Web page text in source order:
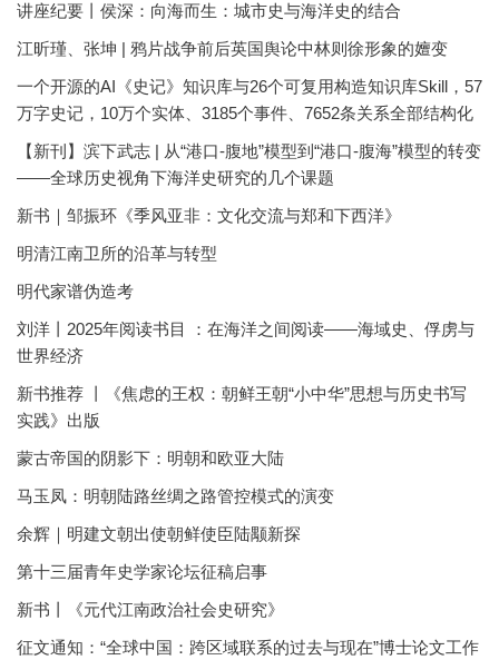
讲座纪要丨侯深：向海而生：城市史与海洋史的结合
江昕瑾、张坤 | 鸦片战争前后英国舆论中林则徐形象的嬗变
一个开源的AI《史记》知识库与26个可复用构造知识库Skill，57
万字史记，10万个实体、3185个事件、7652条关系全部结构化
【新刊】滨下武志 | 从“港口-腹地”模型到“港口-腹海”模型的转变
——全球历史视角下海洋史研究的几个课题
新书｜邹振环《季风亚非：文化交流与郑和下西洋》
明清江南卫所的沿革与转型
明代家谱伪造考
刘洋丨2025年阅读书目 ：在海洋之间阅读——海域史、俘虏与
世界经济
新书推荐 丨《焦虑的王权：朝鲜王朝“小中华”思想与历史书写
实践》出版
蒙古帝国的阴影下：明朝和欧亚大陆
马玉凤：明朝陆路丝绸之路管控模式的演变
余辉｜明建文朝出使朝鲜使臣陆颙新探
第十三届青年史学家论坛征稿启事
新书丨《元代江南政治社会史研究》
征文通知：“全球中国：跨区域联系的过去与现在”博士论文工作